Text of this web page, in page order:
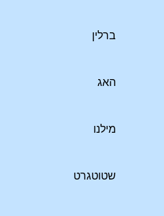
ברלין
האג
מילנו
שטוטגרט